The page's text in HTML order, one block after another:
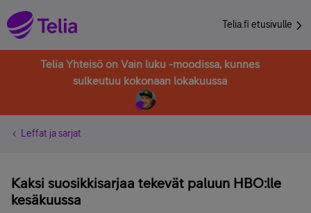
Telia.fi etusivulle
Telia Yhteisö on Vain luku -moodissa, kunnes
sulkeutuu kokonaan lokakuussa
Leffat ja sarjat
Kaksi suosikkisarjaa tekevät paluun HBO:lle
kesäkuussa